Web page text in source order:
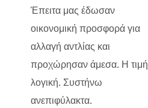
Έπειτα μας έδωσαν
οικονομική προσφορά για
αλλαγή αντλίας και
προχώρησαν άμεσα. Η τιμή
λογική. Συστήνω
ανεπιφύλακτα.